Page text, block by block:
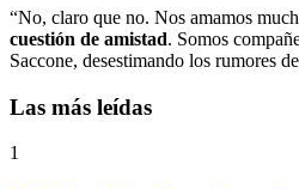
“No, claro que no. Nos amamos
cuestión de amistad. Somos
Saccone, desestimando los rumores
Las más leídas
1